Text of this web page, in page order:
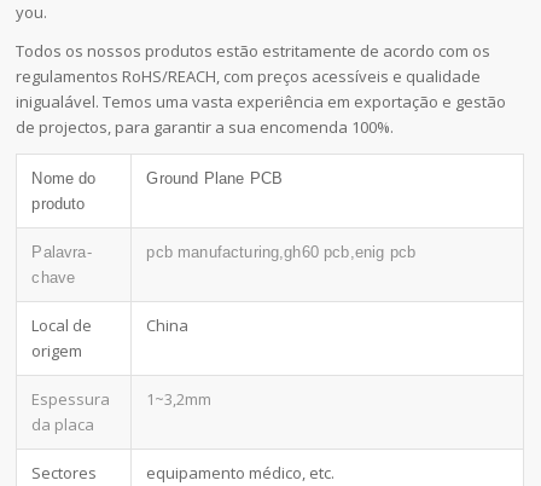
you.
Todos os nossos produtos estão estritamente de acordo com os
regulamentos RoHS/REACH, com preços acessíveis e qualidade
inigualável. Temos uma vasta experiência em exportação e gestão
de projectos, para garantir a sua encomenda 100%.
Nome do
produto
Ground Plane PCB
Palavra-
chave
pcb manufacturing,gh60 pcb,enig pcb
Local de
origem
China
Espessura
da placa
1~3,2mm
Sectores
equipamento médico, etc.